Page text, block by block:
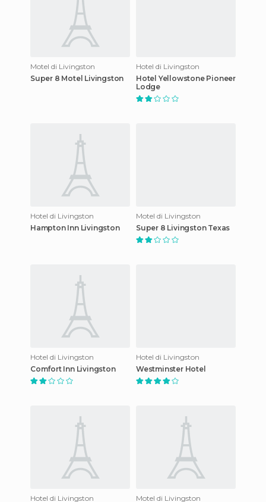
Motel di Livingston
Super 8 Motel Livingston
Hotel di Livingston
Hotel Yellowstone Pioneer
Lodge
Hotel di Livingston
Hampton Inn Livingston
Motel di Livingston
Super 8 Livingston Texas
Hotel di Livingston
Comfort Inn Livingston
Hotel di Livingston
Westminster Hotel
Hotel di Livingston
Motel di Livingston